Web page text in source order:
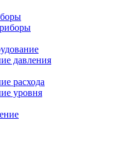
давления
расхода
уровня